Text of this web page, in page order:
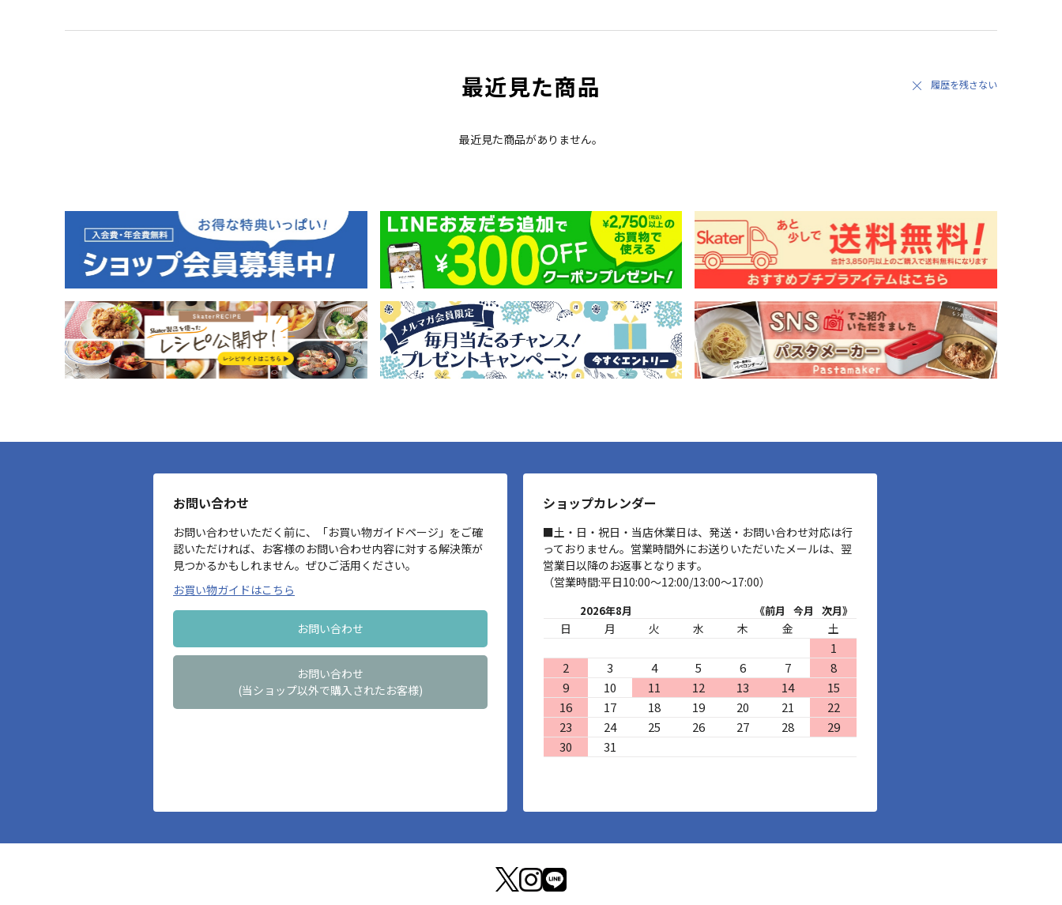
最近見た商品
最近見た商品がありません。
履歴を残さない
お問い合わせ
お問い合わせいただく前に、「お買い物ガイドページ」をご確
認いただければ、お客様のお問い合わせ内容に対する解決策が
見つかるかもしれません。ぜひご活用ください。
お買い物ガイドはこちら
お問い合わせ
お問い合わせ
(当ショップ以外で購入されたお客様)
ショップカレンダー
■土・日・祝日・当店休業日は、発送・お問い合わせ対応は行
っておりません。営業時間外にお送りいただいたメールは、翌
営業日以降のお返事となります。
（営業時間:平日10:00～12:00/13:00～17:00）
2026年8月 《前月 今月 次月》
日 月 火 水 木 金 土
1
2
3 4 5 6 7
8
9
10 11 12 13 14
15
16
17 18 19 20 21
22
23
24 25 26 27 28
29
30
31